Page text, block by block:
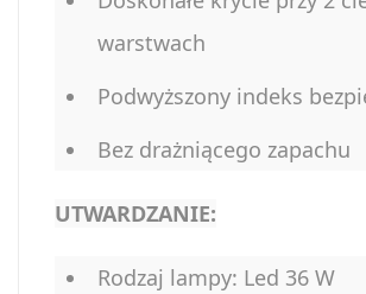
warstwach
Podwyższony indeks
Bez drażniącego zapachu
UTWARDZANIE:
Rodzaj lampy: Led 36 W